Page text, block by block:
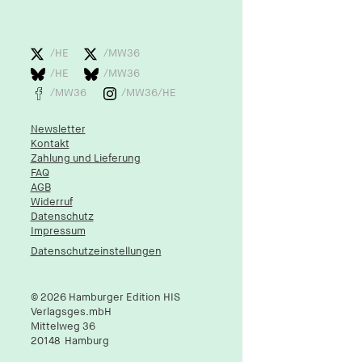
/HE
/MW36
/HE
/MW36
/MW36
/MW36/HE
Newsletter
Kontakt
Zahlung und Lieferung
FAQ
AGB
Widerruf
Datenschutz
Impressum
Datenschutzeinstellungen
© 2026 Hamburger Edition HIS
Verlagsges.mbH
Mittelweg 36
20148
Hamburg
fe_typo_user
Name:
fe_typo_user
Anbieter:
hamburger-edition.de
Cookie Laufzeit:
fonts_loaded
Name:
Anbieter:
hamburger-edition.de
Cookie Laufzeit: